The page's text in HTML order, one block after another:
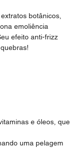
botânicos,
emoliência
efeito anti-frizz
e óleos, que
uma pelagem